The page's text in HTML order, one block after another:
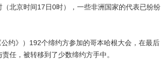
北京时间17日0时），一些非洲国家的代表已纷纷
》）192个缔约方参加的哥本哈根大会，在最后
任，被转移到了少数缔约方手中。